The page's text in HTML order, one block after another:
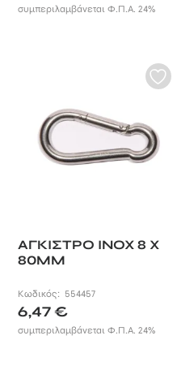
συμπεριλαμβάνεται Φ.Π.Α. 24%
ΑΓΚΙΣΤΡΟ INOX 8 X
80MM
Κωδικός: 554457
6,47€
συμπεριλαμβάνεται Φ.Π.Α. 24%